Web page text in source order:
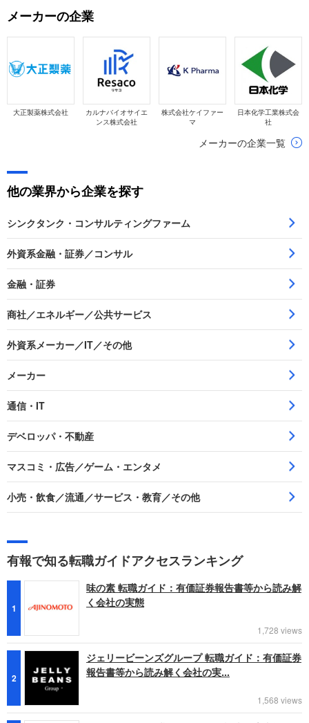
機会を整理します。
メーカーの企業
大正製薬株式会社
カルナバイオサイエ
ンス株式会社
株式会社ケイファー
マ
日本化学工業株式会
社
メーカーの企業一覧
他の業界から企業を探す
シンクタンク・コンサルティングファーム
外資系金融・証券／コンサル
金融・証券
商社／エネルギー／公共サービス
外資系メーカー／IT／その他
メーカー
通信・IT
デベロッパ・不動産
マスコミ・広告／ゲーム・エンタメ
小売・飲食／流通／サービス・教育／その他
有報で知る転職ガイドアクセスランキング
1
味の素 転職ガイド：有価証券報告書等から読み解
く会社の実態
1,728 views
2
ジェリービーンズグループ 転職ガイド：有価証券
報告書等から読み解く会社の実...
1,568 views